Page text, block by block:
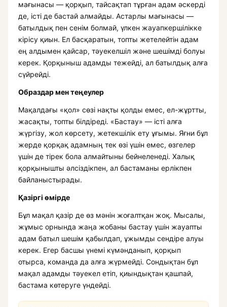
мағынасы — қорқып, тайсақтап тұрған адам әскерді
де, істі де бастай алмайды. Астарлы мағынасы —
батылдық пен сенім болмай, үлкен жауапкершілікке
кірісу қиын. Ел басқаратын, топты жетелейтін адам
ең алдымен қайсар, тәуекелшіл және шешімді болуы
керек. Қорқыныш адамды тежейді, ал батылдық алға
сүйрейді.
Образдар мен теңеулер
Мақалдағы «қол» сөзі нақты қолды емес, ел-жұртты,
жасақты, топты білдіреді. «Бастау» — істі алға
жүргізу, жол көрсету, жетекшілік ету ұғымы. Яғни бұл
жерде қорқақ адамның тек өзі үшін емес, өзгелер
үшін де тірек бола алмайтыны бейнеленеді. Халық
қорқынышты әлсіздікпен, ал бастаманы ерлікпен
байланыстырады.
Қазіргі өмірде
Бұл мақал қазір де өз мәнін жоғалтқан жоқ. Мысалы,
жұмыс орнында жаңа жобаны бастау үшін жауапты
адам батыл шешім қабылдап, ұжымды сендіре алуы
керек. Егер басшы үнемі күмәнданып, қорқып
отырса, команда да алға жүрмейді. Сондықтан бұл
мақал адамды тәуекел етіп, қиындықтан қашпай,
бастама көтеруге үндейді.